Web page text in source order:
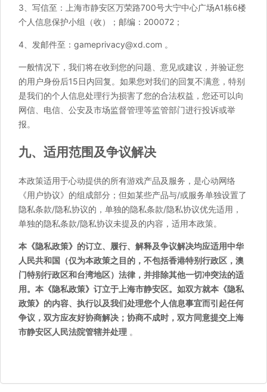
3、写信至：上海市静安区万荣路700号大宁中心广场A1栋6楼
个人信息保护小组（收）；邮编：200072；
4、发邮件至：gameprivacy@xd.com 。
一般情况下，我们将在收到您的问题、意见或建议，并验证您
的用户身份后15日内回复。如果您对我们的回复不满意，特别
是我们的个人信息处理行为损害了您的合法权益，您还可以向
网信、电信、公安及市场监督管理等监管部门进行投诉或举
报。
九、适用范围及争议解决
本政策适用于心动提供的所有游戏产品及服务，是心动网络
《用户协议》的组成部分；但如某些产品与/或服务单独设置了
隐私条款/隐私协议的，单独的隐私条款/隐私协议优先适用，
单独的隐私条款/隐私协议未提及的内容，适用本政策。
本《隐私政策》的订立、履行、解释及争议解决均应适用中华
人民共和国（仅为本政策之目的，不包括香港特别行政区，澳
门特别行政区和台湾地区）法律，并排除其他一切冲突法的适
用。本《隐私政策》订立于上海市静安区。如双方就本《隐私
政策》的内容、执行以及我们处理您个人信息事宜而引起任何
争议，双方应友好协商解决；协商不成时，双方同意提交上海
市静安区人民法院管辖并处理 。